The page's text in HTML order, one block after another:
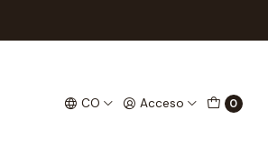
CO Acceso 0
Suicide Squad